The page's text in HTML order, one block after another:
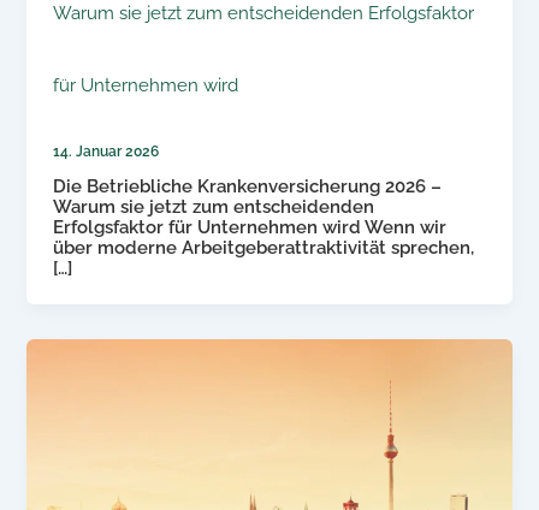
Warum sie jetzt zum entscheidenden Erfolgsfaktor
für Unternehmen wird
14. Januar 2026
Die Betriebliche Krankenversicherung 2026 –
Warum sie jetzt zum entscheidenden
Erfolgsfaktor für Unternehmen wird Wenn wir
über moderne Arbeitgeberattraktivität sprechen,
[…]